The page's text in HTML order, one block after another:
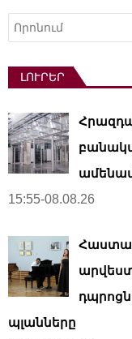
Որոնել
ԼՈՒՐԵՐ
15:55-08.08.26
պլանները